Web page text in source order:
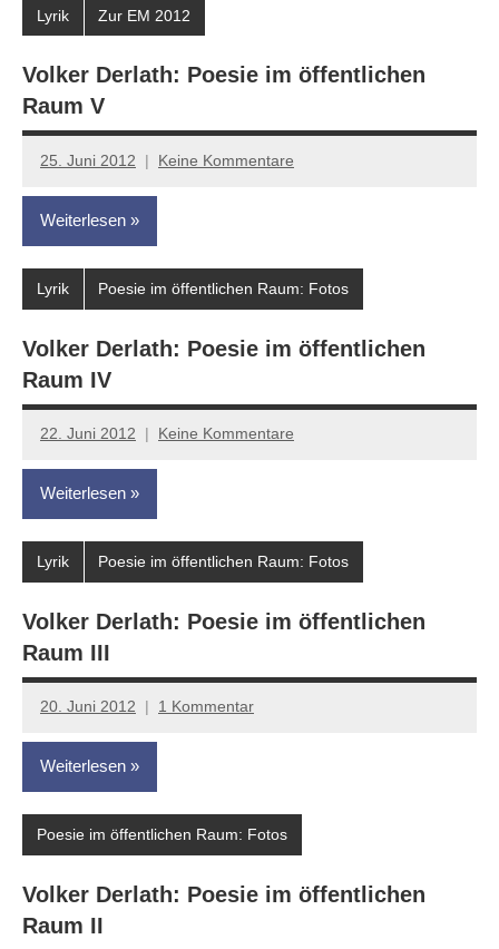
Lyrik Zur EM 2012
Volker Derlath: Poesie im öffentlichen
Raum V
25. Juni 2012
Anton
G.
Leitner
Keine Kommentare
Weiterlesen
Lyrik Poesie im öffentlichen Raum: Fotos
Volker Derlath: Poesie im öffentlichen
Raum IV
22. Juni 2012
Anton
G.
Leitner
Keine Kommentare
Weiterlesen
Lyrik Poesie im öffentlichen Raum: Fotos
Volker Derlath: Poesie im öffentlichen
Raum III
20. Juni 2012
Anton
G.
Leitner
1 Kommentar
Weiterlesen
Poesie im öffentlichen Raum: Fotos
Volker Derlath: Poesie im öffentlichen
Raum II